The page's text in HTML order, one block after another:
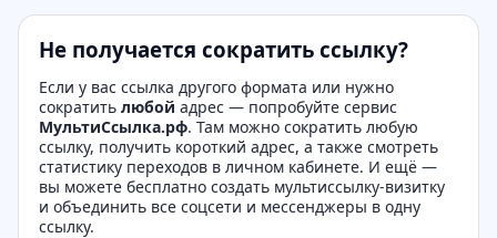
Не получается сократить ссылку?
Если у вас ссылка другого формата или нужно
сократить любой адрес — попробуйте сервис
МультиСсылка.рф. Там можно сократить любую
ссылку, получить короткий адрес, а также смотреть
статистику переходов в личном кабинете. И ещё —
вы можете бесплатно создать мультиссылку‑визитку
и объединить все соцсети и мессенджеры в одну
ссылку.